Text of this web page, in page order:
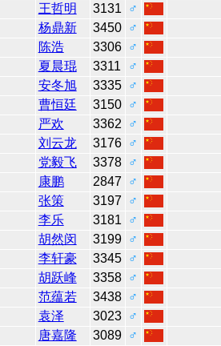
王哲明 3131
♂
杨鼎新 3450
♂
陈浩 3306
♂
夏晨琨 3311
♂
安冬旭 3335
♂
曹恒廷 3150
♂
严欢 3362
♂
刘云龙 3176
♂
党毅飞 3378
♂
康鹏 2847
♂
张策 3197
♂
李乐 3181
♂
胡然闵 3199
♂
李轩豪 3345
♂
胡跃峰 3358
♂
范蕴若 3438
♂
袁泽 3023
♂
唐嘉隆 3089
♂